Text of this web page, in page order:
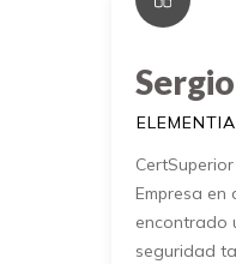
ELEMENTIA
Empresa en
encontrado
seguridad